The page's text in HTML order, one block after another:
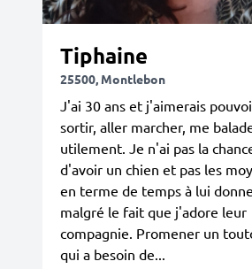
Tiphaine
25500, Montlebon
J'ai 30 ans et j'aimerais
sortir, aller marcher, me
utilement. Je n'ai pas la
d'avoir un chien et pas les
en terme de temps à lui
malgré le fait que j'adore leur
compagnie. Promener un
qui a besoin de...